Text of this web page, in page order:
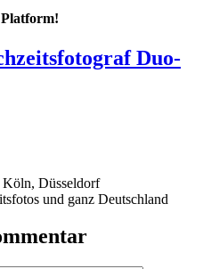
Duo-
Düsseldorf
und ganz Deutschland